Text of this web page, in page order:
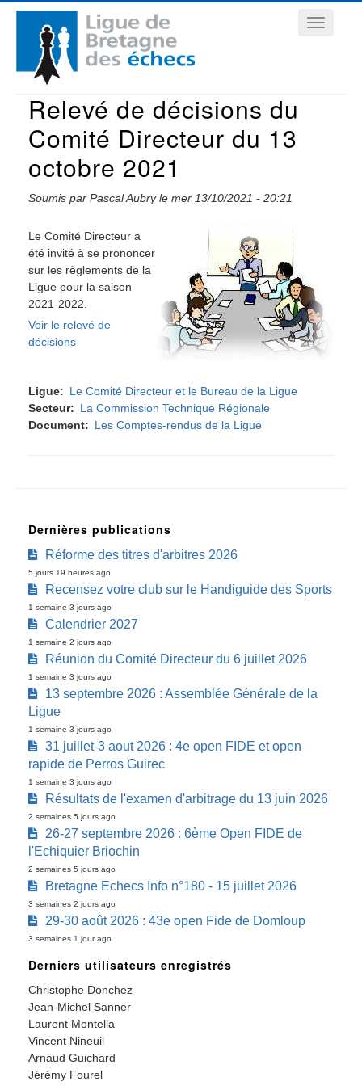
Aller
contenu
principal
Navigation
principale
Relevé de décisions du
Comité Directeur du 13
octobre 2021
Soumis par Pascal Aubryle mer 13/10/2021 - 20:21
Le Comité Directeur a
été invité à se prononcer
sur les règlements de la
Ligue pour la saison
2021-2022.
Voir le relevé de
décisions
Ligue
Le Comité Directeur et le Bureau de la Ligue
Secteur
La Commission Technique Régionale
Document
Les Comptes-rendus de la Ligue
Dernières publications
Réforme des titres d'arbitres 2026
5 jours 19 heures ago
Recensez votre club sur le Handiguide des Sports
1 semaine 3 jours ago
Calendrier 2027
1 semaine 2 jours ago
Réunion du Comité Directeur du 6 juillet 2026
1 semaine 3 jours ago
13 septembre 2026 : Assemblée Générale de la
Ligue
1 semaine 3 jours ago
31 juillet-3 aout 2026 : 4e open FIDE et open
rapide de Perros Guirec
1 semaine 3 jours ago
Résultats de l'examen d'arbitrage du 13 juin 2026
2 semaines 5 jours ago
26-27 septembre 2026 : 6ème Open FIDE de
l'Echiquier Briochin
2 semaines 5 jours ago
Bretagne Echecs Info n°180 - 15 juillet 2026
3 semaines 2 jours ago
29-30 août 2026 : 43e open Fide de Domloup
3 semaines 1 jour ago
Derniers utilisateurs enregistrés
Christophe Donchez
Jean-Michel Sanner
Laurent Montella
Vincent Nineuil
Arnaud Guichard
Jérémy Fourel